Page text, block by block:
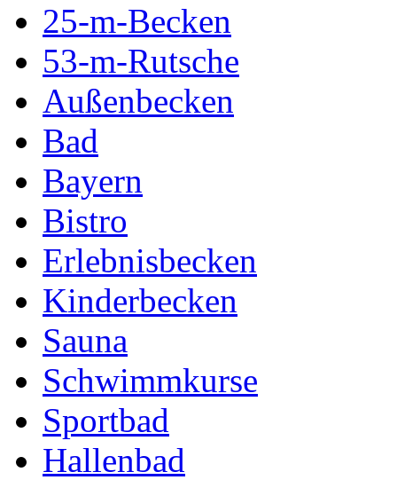
25-m-Becken
53-m-Rutsche
Außenbecken
Bad
Bayern
Bistro
Erlebnisbecken
Kinderbecken
Sauna
Schwimmkurse
Sportbad
Hallenbad